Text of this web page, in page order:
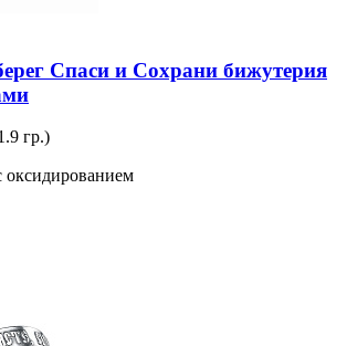
Спаси и Сохрани бижутерия
гр.)
оксидированием